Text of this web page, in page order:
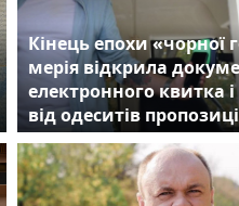
Кінець епохи «чорної
мерія відкрила
електронного квитка
від одеситів